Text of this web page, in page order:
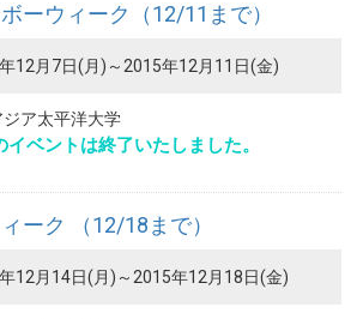
ーウィーク（12/11まで）
12月7日(月)～2015年12月11日(金)
ジア太平洋大学
イベントは終了いたしました。
ーク （12/18まで）
12月14日(月)～2015年12月18日(金)